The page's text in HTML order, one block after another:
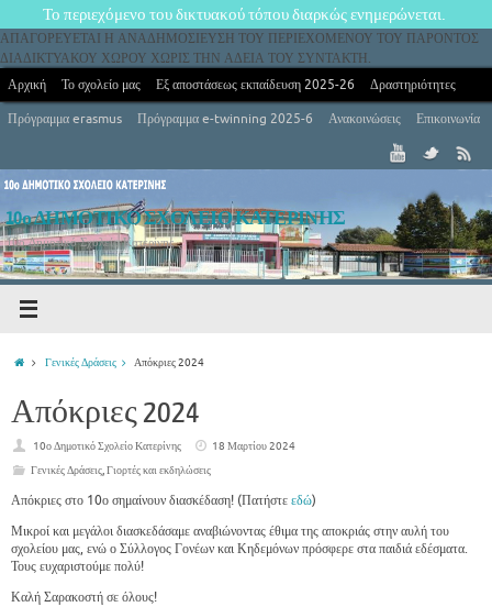
Το περιεχόμενο του δικτυακού τόπου διαρκώς ενημερώνεται.
ΑΠΑΓΟΡΕΥΕΤΑΙ Η ΑΝΑΔΗΜΟΣΙΕΥΣΗ ΤΟΥ ΠΕΡΙΕΧΟΜΕΝΟΥ ΤΟΥ ΠΑΡΟΝΤΟΣ
ΔΙΑΔΙΚΤΥΑΚΟΥ ΧΩΡΟΥ ΧΩΡΙΣ ΤΗΝ ΑΔΕΙΑ ΤΟΥ ΣΥΝΤΑΚΤΗ.
Αρχική
Το σχολείο μας Εξ αποστάσεως εκπαίδευση 2025-26
Δραστηριότητες
Πρόγραμμα erasmus
Πρόγραμμα e-twinning 2025-6 Ανακοινώσεις Επικοινωνία
10ο ΔΗΜΟΤΙΚΟ ΣΧΟΛΕΙΟ ΚΑΤΕΡΙΝΗΣ
10ο Δημοτικό Σχολείο Κατερίνης
Γενικές Δράσεις Απόκριες 2024
Απόκριες 2024
10ο Δημοτικό Σχολείο Κατερίνης
18 Μαρτίου 2024
Γενικές Δράσεις,Γιορτές και εκδηλώσεις
Απόκριες στο 10ο σημαίνουν διασκέδαση! (Πατήστεεδώ)
Μικροί και μεγάλοι διασκεδάσαμε αναβιώνοντας έθιμα της αποκριάς στην αυλή του
σχολείου μας, ενώ ο Σύλλογος Γονέων και Κηδεμόνων πρόσφερε στα παιδιά εδέσματα.
Τους ευχαριστούμε πολύ!
Καλή Σαρακοστή σε όλους!